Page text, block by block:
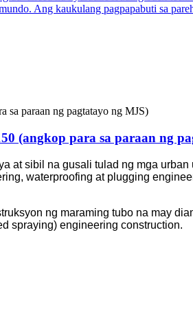
(angkop para sa paraan ng
at sibil na gusali tulad ng mga
waterproofing at plugging
ng maraming tubo na may
spraying) engineering construction.